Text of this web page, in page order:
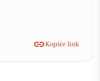
Kopiér link